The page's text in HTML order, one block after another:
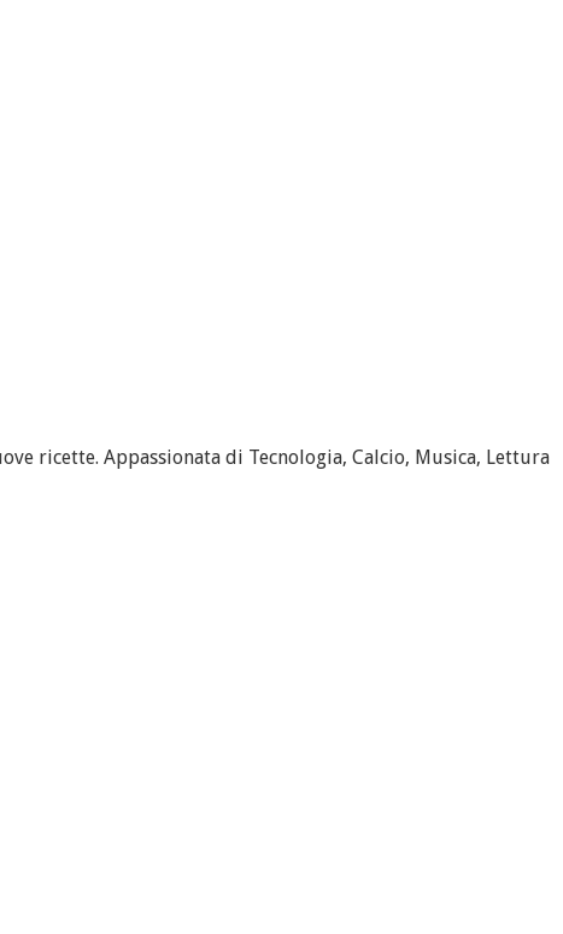
ricette. Appassionata di Tecnologia, Calcio, Musica, Lettura